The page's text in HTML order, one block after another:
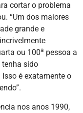
cortar o problema
“Um dos maiores
grande e
ou 100a pessoa a
tenha sido
é exatamente o
nos anos 1990,